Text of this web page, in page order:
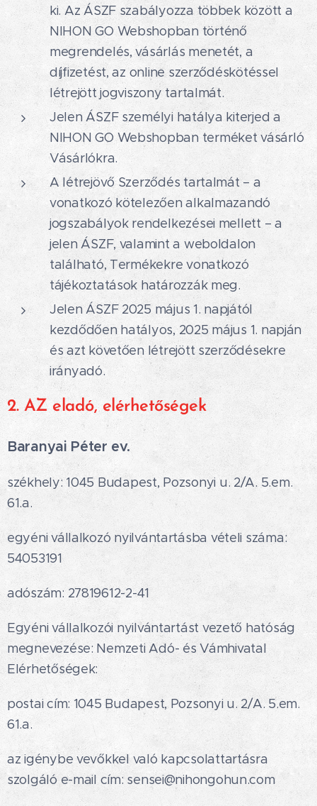
ki. Az ÁSZF szabályozza többek között a
NIHON GO Webshopban történő
megrendelés, vásárlás menetét, a
díjfizetést, az online szerződéskötéssel
létrejött jogviszony tartalmát.
Jelen ÁSZF személyi hatálya kiterjed a
NIHON GO Webshopban terméket vásárló
Vásárlókra.
A létrejövő Szerződés tartalmát – a
vonatkozó kötelezően alkalmazandó
jogszabályok rendelkezései mellett – a
jelen ÁSZF, valamint a weboldalon
található, Termékekre vonatkozó
tájékoztatások határozzák meg.
Jelen ÁSZF 2025 május 1. napjától
kezdődően hatályos, 2025 május 1. napján
és azt követően létrejött szerződésekre
irányadó.
2. AZ eladó, elérhetőségek
Baranyai Péter ev.
székhely: 1045 Budapest, Pozsonyi u. 2/A. 5.em.
61.a.
egyéni vállalkozó nyilvántartásba vételi száma:
54053191
adószám: 27819612-2-41
Egyéni vállalkozói nyilvántartást vezető hatóság
megnevezése: Nemzeti Adó- és Vámhivatal
Elérhetőségek:
postai cím: 1045 Budapest, Pozsonyi u. 2/A. 5.em.
61.a.
az igénybe vevőkkel való kapcsolattartásra
szolgáló e-mail cím: sensei@nihongohun.com